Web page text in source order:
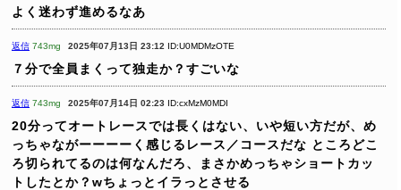
よく迷わず進めるなあ
返信 743mg 2025年07月13日 23:12 ID:U0MDMzOTE
７分で全員まくって独走か？すごいな
返信 743mg 2025年07月14日 02:23 ID:cxMzM0MDI
20分ってオートレースでは長くはない、いや短い方だが、め
っちゃながーーーーく感じるレース／コースだな ところどこ
ろ切られてるのは何なんだろ、まさかめっちゃショートカッ
トしたとか？wちょっとイラっとさせる